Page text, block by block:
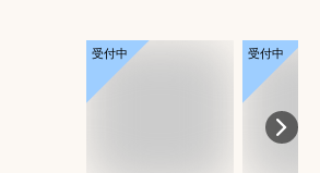
受付中 受付中